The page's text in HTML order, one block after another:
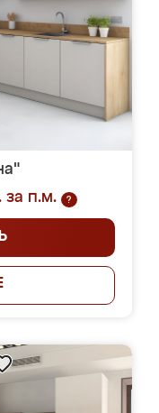
за п.м.
?